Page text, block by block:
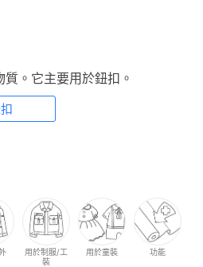
。它主要用於鈕扣。
用於制服/工
裝
用於童裝 功能